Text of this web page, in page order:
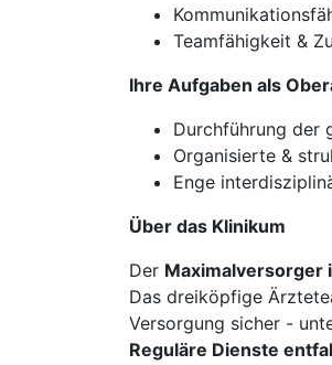
Teamfähigkeit &
Ihre Aufgaben als
Durchführung der
Organisierte &
Enge
Über das Klinikum
Der Maximalversorger
Das dreiköpfige
Versorgung sicher -
Reguläre Dienste